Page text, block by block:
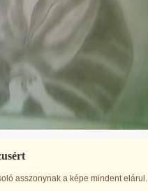
asszonynak a képe mindent elárul.